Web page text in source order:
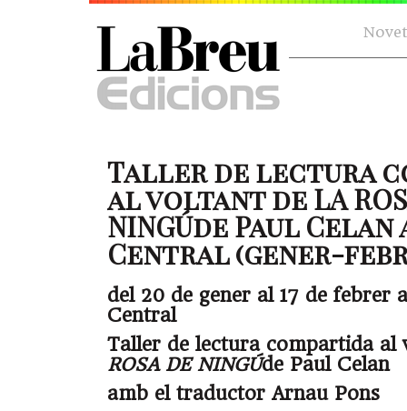
Taller de lectura
al voltant de LA
NINGÚde Paul Celan
Central (gener-
del 20 de gener al 17 de febrer
Central
Taller de lectura compartida al
ROSA DE NINGÚde Paul Celan
amb el traductor Arnau Pons